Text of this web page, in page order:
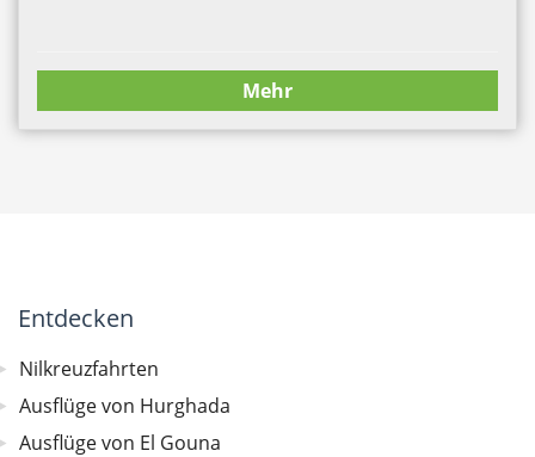
Mehr
Entdecken
Nilkreuzfahrten
Ausflüge von Hurghada
Ausflüge von El Gouna